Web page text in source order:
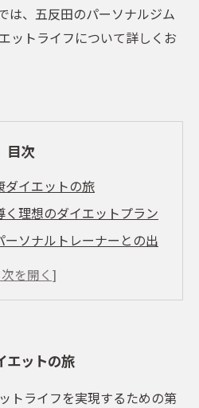
は、五反田のパーソナルジム
ットライフについて詳しくお
目次
ダイエットの旅
理想のダイエットプラン
ーソナルトレーナーとの出
秘訣：継続的なモチベー
エットの旅
トライフを実現するための第